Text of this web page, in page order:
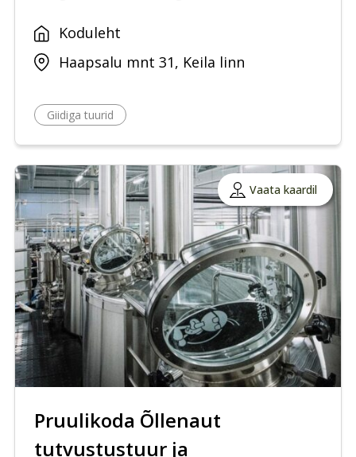
Koduleht
Haapsalu mnt 31, Keila linn
Giidiga tuurid
Vaata kaardil
Pruulikoda Õllenaut
tutvustustuur ja